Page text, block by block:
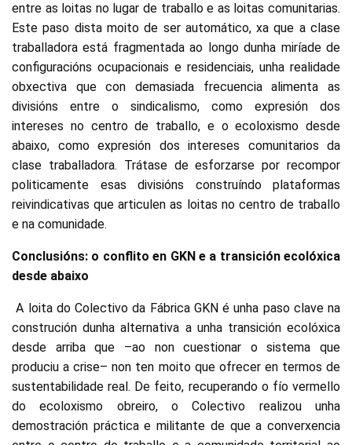
entre as loitas no lugar de traballo e as loitas comunitarias.
Este paso dista moito de ser automático, xa que a clase
traballadora está fragmentada ao longo dunha miríade de
configuracións ocupacionais e residenciais, unha realidade
obxectiva que con demasiada frecuencia alimenta as
divisións entre o sindicalismo, como expresión dos
intereses no centro de traballo, e o ecoloxismo desde
abaixo, como expresión dos intereses comunitarios da
clase traballadora. Trátase de esforzarse por recompor
politicamente esas divisións construíndo plataformas
reivindicativas que articulen as loitas no centro de traballo
e na comunidade.
Conclusións: o conflito en GKN e a transición ecolóxica
desde abaixo
A loita do Colectivo da Fábrica GKN é unha paso clave na
construción dunha alternativa a unha transición ecolóxica
desde arriba que –ao non cuestionar o sistema que
produciu a crise– non ten moito que ofrecer en termos de
sustentabilidade real. De feito, recuperando o fío vermello
do ecoloxismo obreiro, o Colectivo realizou unha
demostración práctica e militante de que a converxencia